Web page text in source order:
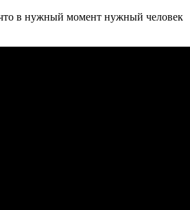
в нужный момент нужный человек